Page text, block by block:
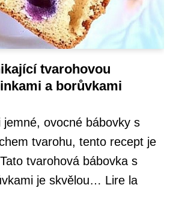
tvarohovou
a borůvkami
jemné, ovocné bábovky s
tvarohu, tento recept je
tvarohová bábovka s
je skvělou… Lire la